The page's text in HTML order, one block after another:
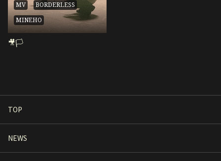
MV
BORDERLESS
MINEHO
🎥🏳
TOP
NEWS